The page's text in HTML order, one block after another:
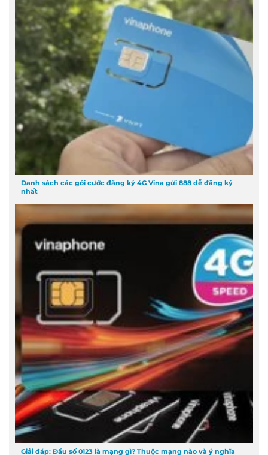
Danh sách các gói cước đăng ký 4G Vina gửi 888 dễ đăng ký
nhất
Giải đáp: Đầu số 0123 là mạng gì? Thuộc mạng nào và ý nghĩa